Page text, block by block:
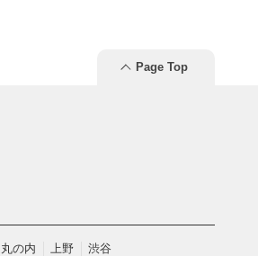
Page Top
丸の内 上野 渋谷